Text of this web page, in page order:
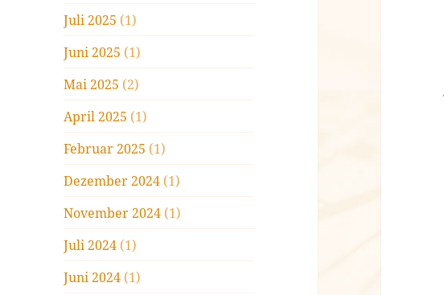
Juli 2025 (1)
Juni 2025 (1)
Mai 2025 (2)
April 2025 (1)
Februar 2025 (1)
Dezember 2024 (1)
November 2024 (1)
Juli 2024 (1)
Juni 2024 (1)